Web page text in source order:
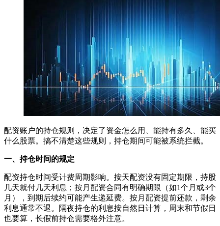
配资账户的持仓规则，决定了资金怎么用、能持有多久、能买
什么股票。搞不清楚这些规则，持仓期间可能被系统拦截。
一、持仓时间的规定
配资持仓时间受计费周期影响。按天配资没有固定期限，持股
几天就付几天利息；按月配资合同有明确期限（如1个月或3个
月），到期后续约可能产生递延费。按月配资提前还款，剩余
利息通常不退。隔夜持仓的利息按自然日计算，周末和节假日
也要算，长假前持仓需要格外注意。